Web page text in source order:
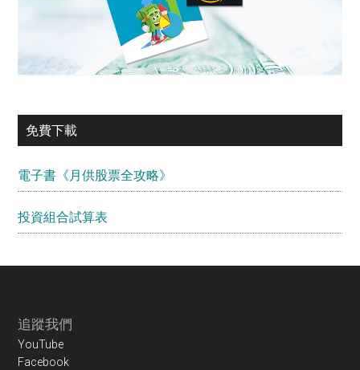
免費下載
電子書《月供股票全攻略》
投資組合試算表
Footer
追蹤我們
YouTube
Facebook